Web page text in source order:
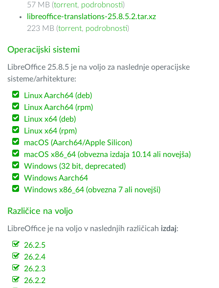
57 MB (torrent, podrobnosti)
libreoffice-translations-25.8.5.2.tar.xz
223 MB (torrent, podrobnosti)
Operacijski sistemi
LibreOffice 25.8.5 je na voljo za naslednje operacijske
sisteme/arhitekture:
Linux Aarch64 (deb)
Linux Aarch64 (rpm)
Linux x64 (deb)
Linux x64 (rpm)
macOS (Aarch64/Apple Silicon)
macOS x86_64 (obvezna izdaja 10.14 ali novejša)
Windows (32 bit, deprecated)
Windows Aarch64
Windows x86_64 (obvezna 7 ali novejši)
Različice na voljo
LibreOffice je na voljo v naslednjih različicah izdaj:
26.2.5
26.2.4
26.2.3
26.2.2